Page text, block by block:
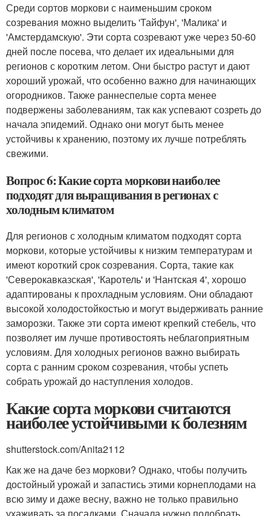
Среди сортов моркови с наименьшим сроком
созревания можно выделить 'Тайфун', 'Малика' и
'Амстердамскую'. Эти сорта созревают уже через 50-60
дней после посева, что делает их идеальными для
регионов с коротким летом. Они быстро растут и дают
хороший урожай, что особенно важно для начинающих
огородников. Также раннеспелые сорта менее
подвержены заболеваниям, так как успевают созреть до
начала эпидемий. Однако они могут быть менее
устойчивы к хранению, поэтому их лучше потреблять
свежими.
Вопрос 6: Какие сорта моркови наиболее
подходят для выращивания в регионах с
холодным климатом
Для регионов с холодным климатом подходят сорта
моркови, которые устойчивы к низким температурам и
имеют короткий срок созревания. Сорта, такие как
'Северокавказская', 'Каротель' и 'Нантская 4', хорошо
адаптированы к прохладным условиям. Они обладают
высокой холодостойкостью и могут выдерживать ранние
заморозки. Также эти сорта имеют крепкий стебель, что
позволяет им лучше противостоять неблагоприятным
условиям. Для холодных регионов важно выбирать
сорта с ранним сроком созревания, чтобы успеть
собрать урожай до наступления холодов.
Какие сорта моркови считаются
наиболее устойчивыми к болезням
shutterstock.com/Anita2112
Как же на даче без моркови? Однако, чтобы получить
достойный урожай и запастись этими корнеплодами на
всю зиму и даже весну, важно не только правильно